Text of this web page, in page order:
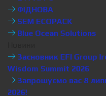
ФІДНОВА
SEM ECOPACK
Blue Ocean Solutions
Засновник EFI Group
Wisdom Summit 2026
Запрошуємо вас 8
2026!